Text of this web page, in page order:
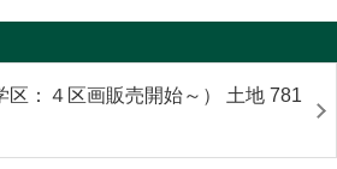
区：４区画販売開始～） 土地 781